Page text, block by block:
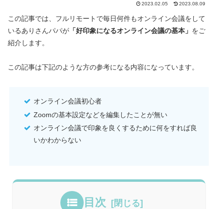
2023.02.05 2023.08.09
この記事では、フルリモートで毎日何件もオンライン会議をして
いるありさんパパが 「好印象になるオンライン会議の基本」 をご
紹介します。
この記事は下記のような方の参考になる内容になっています。
オンライン会議初心者
Zoomの基本設定などを編集したことが無い
オンライン会議で印象を良くするために何をすれば良
いかわからない
目次